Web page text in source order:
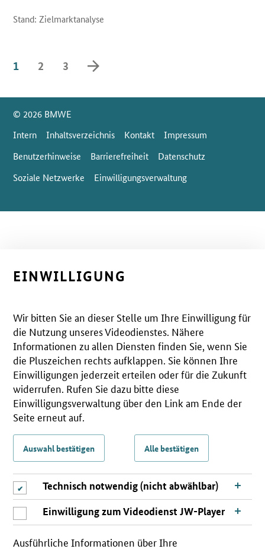
Stand: Zielmarktanalyse
1 2 3 vorwärts blättern
SrOnlyServicemenü
© 2026 BMWE
Intern
Inhaltsverzeichnis Kontakt
Impressum
Benutzerhinweise
Barrierefreiheit
Datenschutz
Soziale Netzwerke
Einwilligungsverwaltung
EINWILLIGUNG
Wir bitten Sie an dieser Stelle um Ihre Einwilligung für
die Nutzung unseres Videodienstes. Nähere
Informationen zu allen Diensten finden Sie, wenn Sie
die Pluszeichen rechts aufklappen. Sie können Ihre
Einwilligungen jederzeit erteilen oder für die Zukunft
widerrufen. Rufen Sie dazu bitte diese
Einwilligungsverwaltung über den Link am Ende der
Seite erneut auf.
Auswahl bestätigen Alle bestätigen
Technisch notwendig (nicht abwählbar)
Einwilligung zum Videodienst JW-Player
Ausführliche Informationen über Ihre